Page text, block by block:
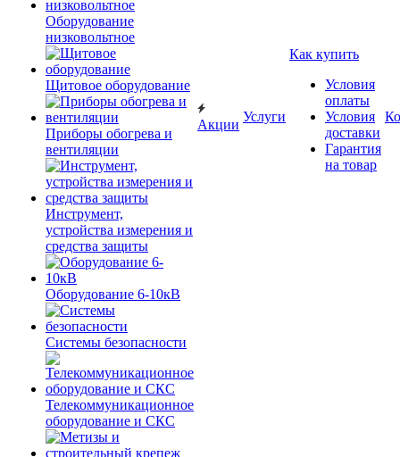
Оборудование
низковольтное
Щитовое оборудование
Приборы обогрева и
вентиляции
Инструмент,
устройства измерения и
средства защиты
Оборудование 6-10кВ
Системы безопасности
Телекоммуникационное
оборудование и СКС
Акции
Услуги
Как купить
Условия
оплаты
Условия
доставки
Гарантия
на товар